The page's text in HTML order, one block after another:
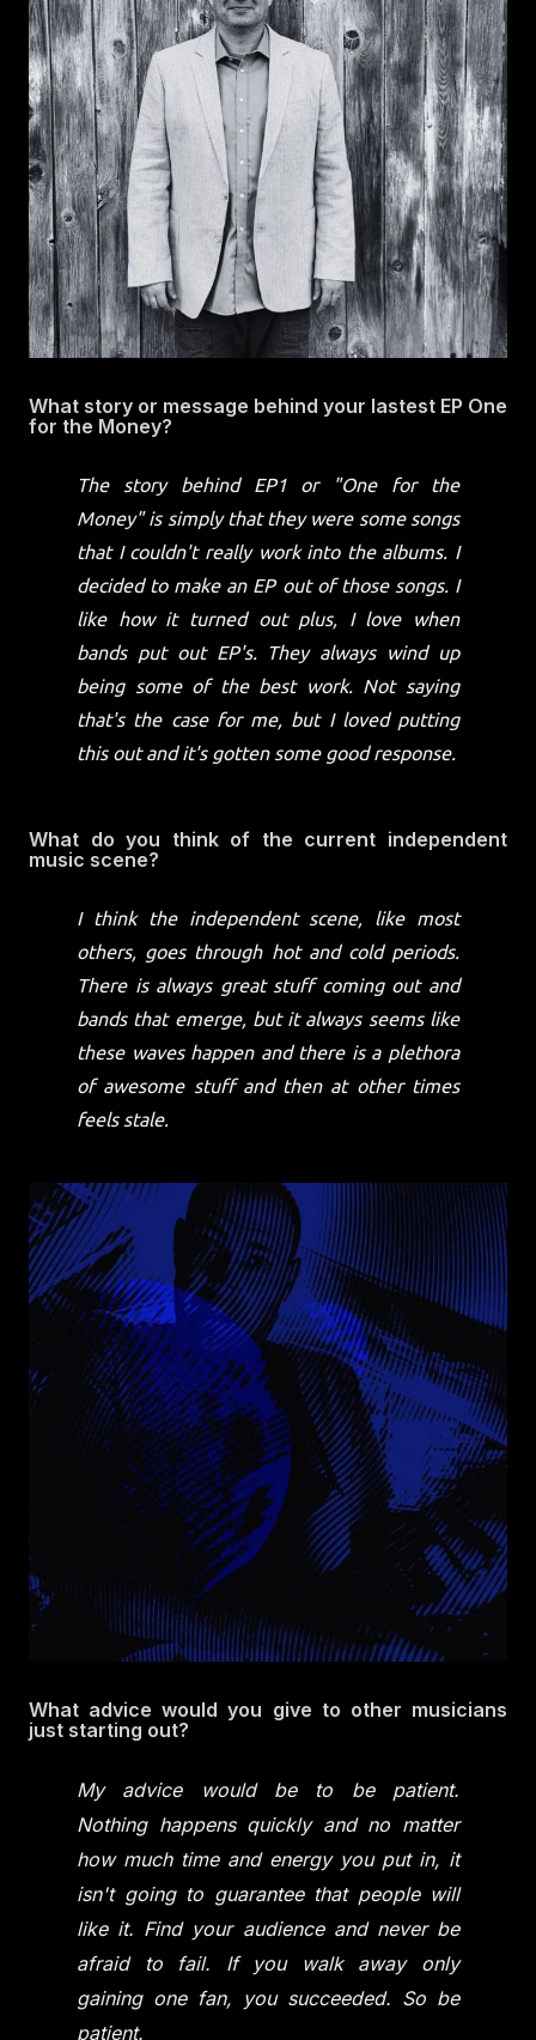
What story or message behind your lastest EP One
for the Money?
The story behind EP1 or "One for the
Money" is simply that they were some songs
that I couldn't really work into the albums. I
decided to make an EP out of those songs. I
like how it turned out plus, I love when
bands put out EP's. They always wind up
being some of the best work. Not saying
that's the case for me, but I loved putting
this out and it's gotten some good response.
What do you think of the current independent
music scene?
I think the independent scene, like most
others, goes through hot and cold periods.
There is always great stuff coming out and
bands that emerge, but it always seems like
these waves happen and there is a plethora
of awesome stuff and then at other times
feels stale.
What advice would you give to other musicians
just starting out?
My advice would be to be patient.
Nothing happens quickly and no matter
how much time and energy you put in, it
isn't going to guarantee that people will
like it. Find your audience and never be
afraid to fail. If you walk away only
gaining one fan, you succeeded. So be
patient.